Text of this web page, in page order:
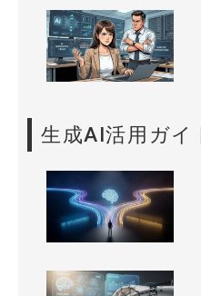
生成AI活用ガイ